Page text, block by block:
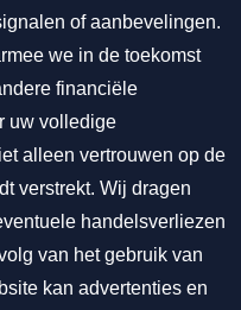
of aanbevelingen.
we in de toekomst
financiële
uw volledige
alleen vertrouwen op de
verstrekt. Wij dragen
handelsverliezen
van het gebruik van
kan advertenties en